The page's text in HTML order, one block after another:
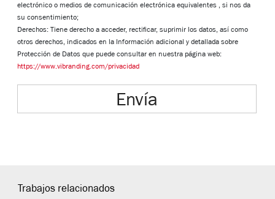
electrónico o medios de comunicación electrónica equivalentes , si nos da
su consentimiento;
Derechos: Tiene derecho a acceder, rectificar, suprimir los datos, así como
otros derechos, indicados en la Información adicional y detallada sobre
Protección de Datos que puede consultar en nuestra página web:
https://www.vibranding.com/privacidad
Envía
Trabajos relacionados